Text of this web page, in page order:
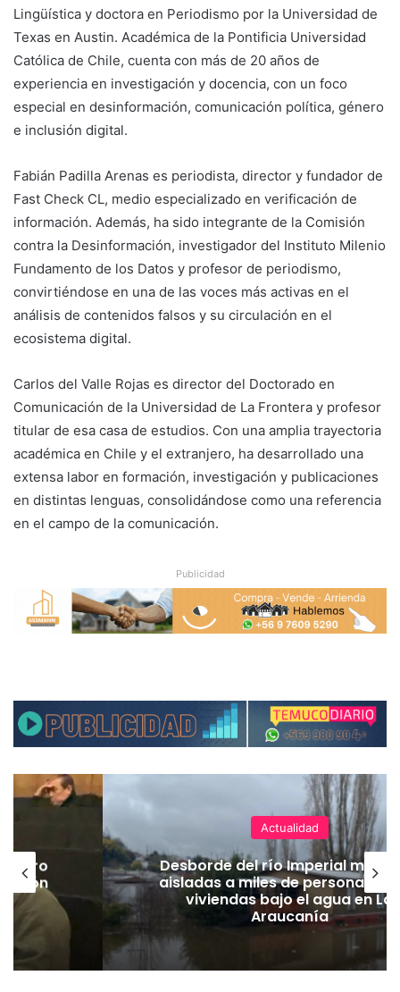
Lingüística y doctora en Periodismo por la Universidad de
Texas en Austin. Académica de la Pontificia Universidad
Católica de Chile, cuenta con más de 20 años de
experiencia en investigación y docencia, con un foco
especial en desinformación, comunicación política, género
e inclusión digital.
Fabián Padilla Arenas es periodista, director y fundador de
Fast Check CL, medio especializado en verificación de
información. Además, ha sido integrante de la Comisión
contra la Desinformación, investigador del Instituto Milenio
Fundamento de los Datos y profesor de periodismo,
convirtiéndose en una de las voces más activas en el
análisis de contenidos falsos y su circulación en el
ecosistema digital.
Carlos del Valle Rojas es director del Doctorado en
Comunicación de la Universidad de La Frontera y profesor
titular de esa casa de estudios. Con una amplia trayectoria
académica en Chile y el extranjero, ha desarrollado una
extensa labor en formación, investigación y publicaciones
en distintas lenguas, consolidándose como una referencia
en el campo de la comunicación.
Publicidad
Actualidad
Desborde del río Imperial
aisladas a miles de personas y
viviendas bajo el agua en La
Araucanía